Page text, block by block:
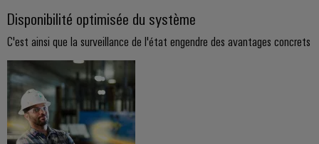
d'armoire
Des
pour
relever
les
défis
de
la
Solutions
de
gestion
de
l'énergie
IIoT
et
de
distribution
Électronique
Modules
environnementale
du
produit
PSIRT
Données
techniques
partenaire
pour
vos
solutions
d'IIoT
et
d'automatisation
Liste
de
prix
Promotions
Disponibilité optimisée du système
C'est ainsi que la surveillance de l'état engendre des avantages concrets